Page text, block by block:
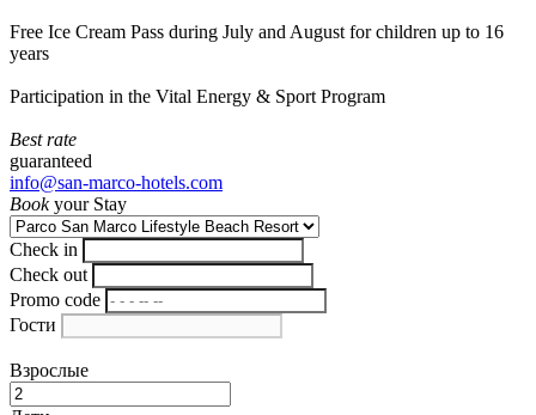
Free Ice Cream Pass during July and August for children up to 16
years
Participation in the Vital Energy & Sport Program
Best rate
guaranteed
info@san-marco-hotels.com
Bookyour Stay
Check in
Check out
Promo code
Гости
Взрослые